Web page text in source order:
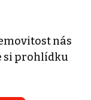
nás
si prohlídku